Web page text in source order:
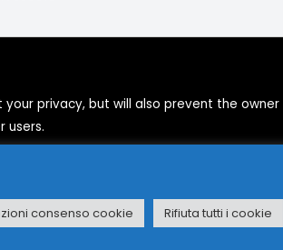
privacy, but will also prevent the
users.
consenso cookie Rifiuta tutti i cookie